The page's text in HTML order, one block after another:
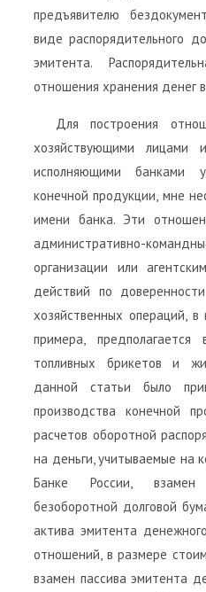
предъявителю
виде распорядительного
эмитента.
отношения хранения денег
Для построения
хозяйствующими
исполняющими банками
конечной продукции, мне
имени банка. Эти
административно-
организации или
действий по
хозяйственных операций,
примера,
топливных брикетов и
данной статьи было
производства конечной
расчетов оборотной
на деньги, учитываемые на
Банке России, взамен
безоборотной долговой
актива эмитента
отношений, в размере
взамен пассива эмитента